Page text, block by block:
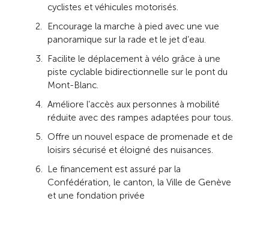
cyclistes et véhicules motorisés.
Encourage la marche à pied avec une vue
panoramique sur la rade et le jet d’eau.
Facilite le déplacement à vélo grâce à une
piste cyclable bidirectionnelle sur le pont du
Mont-Blanc.
Améliore l’accès aux personnes à mobilité
réduite avec des rampes adaptées pour tous.
Offre un nouvel espace de promenade et de
loisirs sécurisé et éloigné des nuisances.
Le financement est assuré par la
Confédération, le canton, la Ville de Genève
et une fondation privée